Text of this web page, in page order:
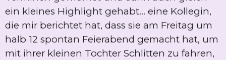
ein kleines Highlight gehabt... eine Kollegin,
die mir berichtet hat, dass sie am Freitag um
halb 12 spontan Feierabend gemacht hat, um
mit ihrer kleinen Tochter Schlitten zu fahren,